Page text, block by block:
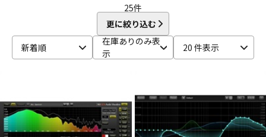
ベース ウクレレ
ドラム パーカッション
25件
更に絞り込む
新着順
在庫ありのみ表
示
20 件表示